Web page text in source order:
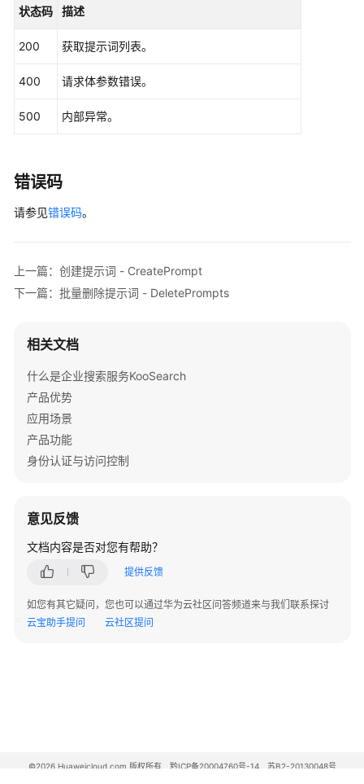
"language"
"attention" :
"language" :
"attention"
}
],
"freemarker_enabled"
:
}
状态码 描述
200 获取提示词列表。
400 请求体参数错误。
500 内部异常。
错误码
请参见错误码。
上一篇：创建提示词 - CreatePrompt
下一篇：批量删除提示词 - DeletePrompts
相关文档
什么是企业搜索服务KooSearch
产品优势
应用场景
产品功能
身份认证与访问控制
意见反馈
文档内容是否对您有帮助？
提供反馈
如您有其它疑问，您也可以通过华为云社区问答频道来与我们联系探讨
云宝助手提问
云社区提问
©2026 Huaweicloud.com 版权所有 黔ICP备20004760号-14
苏B2-20130048号